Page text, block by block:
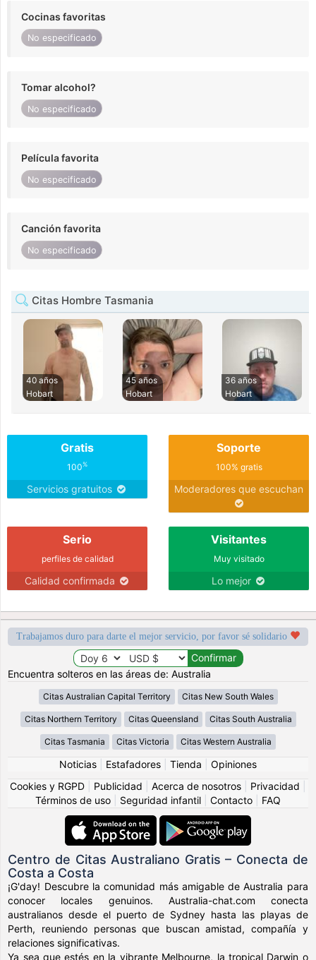
Cocinas favoritas
No especificado
Tomar alcohol?
No especificado
Película favorita
No especificado
Canción favorita
No especificado
Citas Hombre Tasmania
40 años
Hobart
45 años
Hobart
36 años
Hobart
Gratis
100%
Servicios gratuitos
Soporte
100% gratis
Moderadores que escuchan
Serio
perfiles de calidad
Calidad confirmada
Visitantes
Muy visitado
Lo mejor
Trabajamos duro para darte el mejor servicio, por favor sé solidario
Encuentra solteros en las áreas de: Australia
Citas Australian Capital Territory Citas New South Wales
Citas Northern Territory Citas Queensland Citas South Australia
Citas Tasmania Citas Victoria Citas Western Australia
Noticias Estafadores Tienda
Opiniones
Cookies y RGPD
Publicidad Acerca de nosotros Privacidad
Términos de uso
Seguridad infantil Contacto FAQ
Centro de Citas Australiano Gratis – Conecta de
Costa a Costa
¡G'day! Descubre la comunidad más amigable de Australia para
conocer locales genuinos. Australia-chat.com conecta
australianos desde el puerto de Sydney hasta las playas de
Perth, reuniendo personas que buscan amistad, compañía y
relaciones significativas.
Ya sea que estés en la vibrante Melbourne, la tropical Darwin o